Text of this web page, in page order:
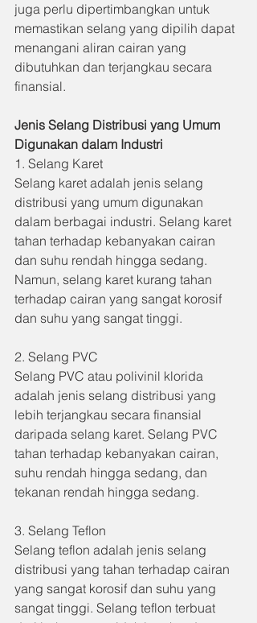
juga perlu dipertimbangkan untuk
memastikan selang yang dipilih dapat
menangani aliran cairan yang
dibutuhkan dan terjangkau secara
finansial.
Jenis Selang Distribusi yang Umum
Digunakan dalam Industri
1. Selang Karet
Selang karet adalah jenis selang
distribusi yang umum digunakan
dalam berbagai industri. Selang karet
tahan terhadap kebanyakan cairan
dan suhu rendah hingga sedang.
Namun, selang karet kurang tahan
terhadap cairan yang sangat korosif
dan suhu yang sangat tinggi.
2. Selang PVC
Selang PVC atau polivinil klorida
adalah jenis selang distribusi yang
lebih terjangkau secara finansial
daripada selang karet. Selang PVC
tahan terhadap kebanyakan cairan,
suhu rendah hingga sedang, dan
tekanan rendah hingga sedang.
3. Selang Teflon
Selang teflon adalah jenis selang
distribusi yang tahan terhadap cairan
yang sangat korosif dan suhu yang
sangat tinggi. Selang teflon terbuat